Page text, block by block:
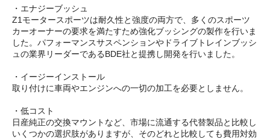
・エナジーブッシュ
Z1モータースポーツは耐久性と強度の両方で、多くのスポーツ
カーオーナーの要求を満たすため強化ブッシングの製作を行いま
した。パフォーマンスサスペンションやドライブトレインブッシ
ュの業界リーダーであるBDE社と提携し開発を行いました。
・イージーインストール
取り付けに車両やエンジンへの一切の加工を必要としません。
・低コスト
日産純正の交換マウントなど、市場に流通する代替製品と比較し
いくつかの選択肢がありますが、そのどれと比較しても費用対効